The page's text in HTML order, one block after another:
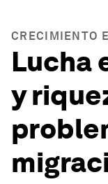
CRECIMIENTO
Lucha
y